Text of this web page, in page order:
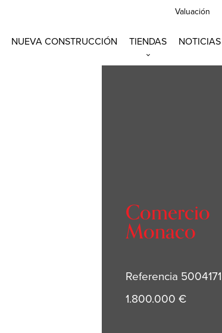
Valuación
NUEVA CONSTRUCCIÓN TIENDAS NOTICIAS
Comercio
Monaco
Referencia 5004171
1.800.000 €